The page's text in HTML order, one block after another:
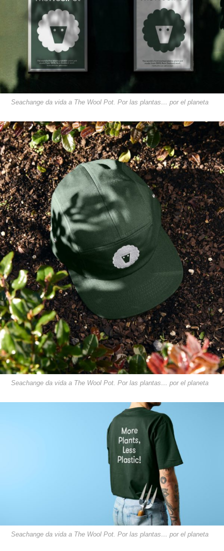
Seachange da vida a The Wool Pot. Por las plantas… por el planeta
Seachange da vida a The Wool Pot. Por las plantas… por el planeta
Seachange da vida a The Wool Pot. Por las plantas… por el planeta